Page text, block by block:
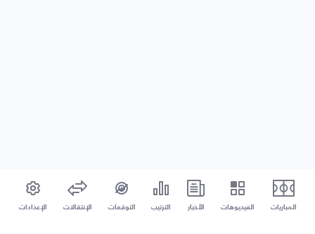
المباريات الفيديوهات الأخبار الترتيب التوقعات الإنتقالات الإعدادات